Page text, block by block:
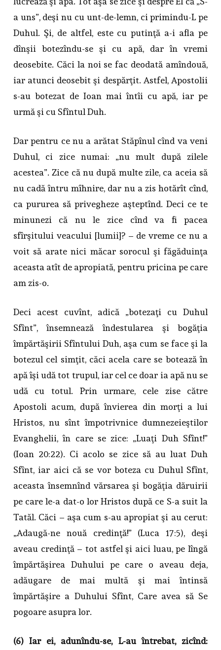
a uns”, deşi nu cu unt-de-lemn, ci primindu-L pe
Duhul. Şi, de altfel, este cu putinţă a-i afla pe
dînşii botezîndu-se şi cu apă, dar în vremi
deosebite. Căci la noi se fac deodată amîndouă,
iar atunci deosebit şi despărţit. Astfel, Apostolii
s-au botezat de Ioan mai întîi cu apă, iar pe
urmă şi cu Sfîntul Duh.
Dar pentru ce nu a arătat Stăpînul cînd va veni
Duhul, ci zice numai: „nu mult după zilele
acestea”. Zice că nu după multe zile, ca aceia să
nu cadă întru mîhnire, dar nu a zis hotărît cînd,
ca pururea să privegheze aşteptînd. Deci ce te
minunezi că nu le zice cînd va fi pacea
sfîrşitului veacului [lumii]? – de vreme ce nu a
voit să arate nici măcar sorocul şi făgăduinţa
aceasta atît de apropiată, pentru pricina pe care
am zis-o.
Deci acest cuvînt, adică „botezaţi cu Duhul
Sfînt”, însemnează îndestularea şi bogăţia
împărtăşirii Sfîntului Duh, aşa cum se face şi la
botezul cel simţit, căci acela care se botează în
apă îşi udă tot trupul, iar cel ce doar ia apă nu se
udă cu totul. Prin urmare, cele zise către
Apostoli acum, după învierea din morţi a lui
Hristos, nu sînt împotrivnice dumnezeieştilor
Evanghelii, în care se zice: „Luaţi Duh Sfînt!”
(Ioan 20:22). Ci acolo se zice să au luat Duh
Sfînt, iar aici că se vor boteza cu Duhul Sfînt,
aceasta însemnînd vărsarea şi bogăţia dăruirii
pe care le-a dat-o lor Hristos după ce S-a suit la
Tatăl. Căci – aşa cum s-au apropiat şi au cerut:
„Adaugă-ne nouă credinţă!” (Luca 17:5), deşi
aveau credinţă – tot astfel şi aici luau, pe lîngă
împărtăşirea Duhului pe care o aveau deja,
adăugare de mai multă şi mai întinsă
împărtăşire a Duhului Sfînt, Care avea să Se
pogoare asupra lor.
(6) Iar ei, adunîndu-se, L-au întrebat, zicînd: